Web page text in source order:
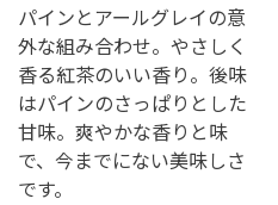
パインとアールグレイの意
外な組み合わせ。やさしく
香る紅茶のいい香り。後味
はパインのさっぱりとした
甘味。爽やかな香りと味
で、今までにない美味しさ
です。